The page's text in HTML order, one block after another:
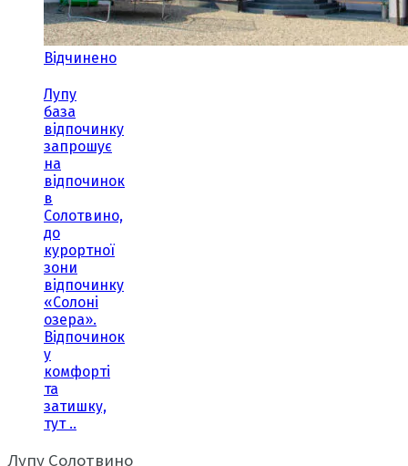
Відчинено
Лупу
база
відпочинку
запрошує
на
відпочинок
в
Солотвино,
до
курортної
зони
відпочинку
«Солоні
озера».
Відпочинок
у
комфорті
та
затишку,
тут ..
Лупу Солотвино